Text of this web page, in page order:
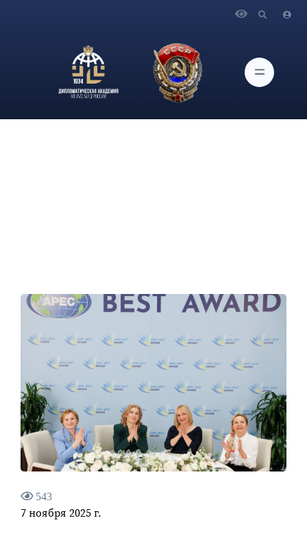
Н.Н.Стригунова приняла участие в качестве со-модератора в
десятом международном конкурсе проектов женщин-
предпринимателей форума АТЭС «APEC BEST AWARD»
543
7 ноября 2025 г.